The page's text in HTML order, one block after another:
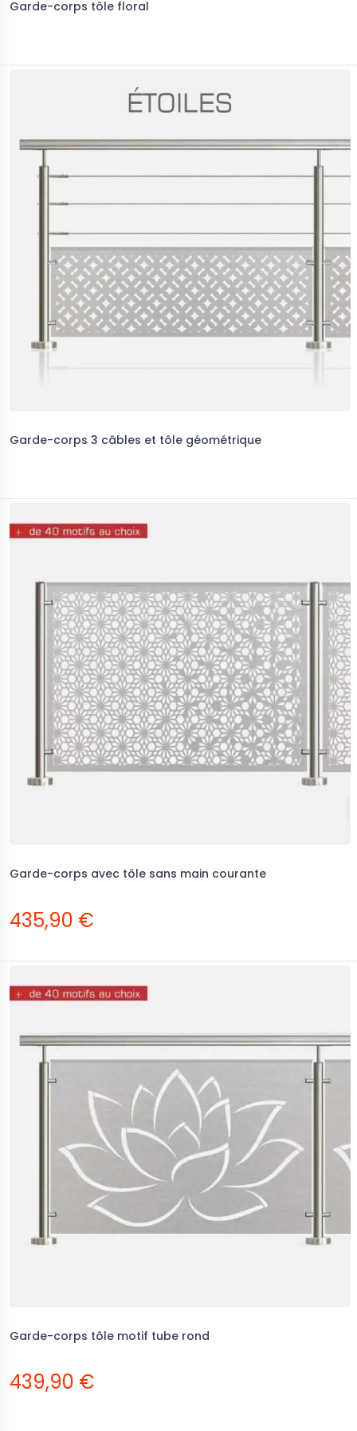
Garde-corps tôle floral
Garde-corps 3 câbles et tôle géométrique
Garde-corps avec tôle sans main courante
435,90 €
Garde-corps tôle motif tube rond
439,90 €